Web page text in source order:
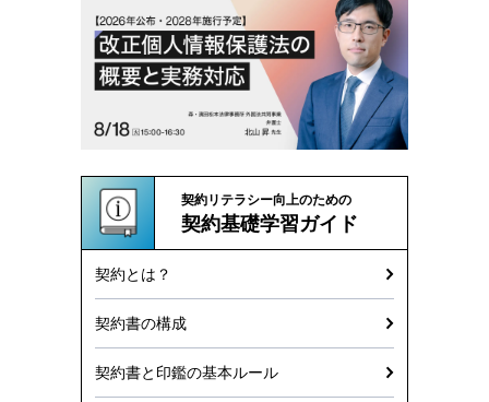
契約リテラシー向上のための
契約基礎学習ガイド
契約とは？
契約書の構成
契約書と印鑑の基本ルール